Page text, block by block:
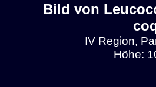
Bild von
IV Region,
Höhe: